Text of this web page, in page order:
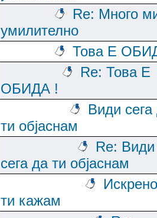
Re: Много
умилително
Това Е
Re: Това Е
ОБИДА !
Види сега
ти објаснам
Re: Види
сега да ти објаснам
ти кажам